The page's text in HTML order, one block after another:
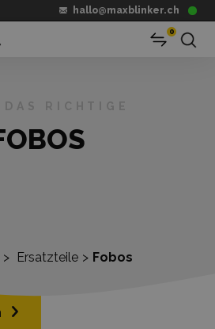
hallo@maxblinker.ch
0
> Ersatzteile > Fobos